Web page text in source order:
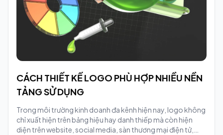
CÁCH THIẾT KẾ LOGO PHÙ HỢP NHIỀU NỀN
TẢNG SỬ DỤNG
Trong môi trường kinh doanh đa kênh hiện nay, logo không
chỉ xuất hiện trên bảng hiệu hay danh thiếp mà còn hiện
diện trên website, social media, sàn thương mại điện tử,